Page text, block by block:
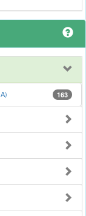
163